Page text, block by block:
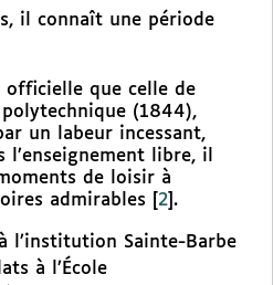
il connaît une période
officielle que celle de
(1844),
un labeur incessant,
l’enseignement libre, il
de loisir à
admirables
2 .
l’institution Sainte-Barbe
à l’École